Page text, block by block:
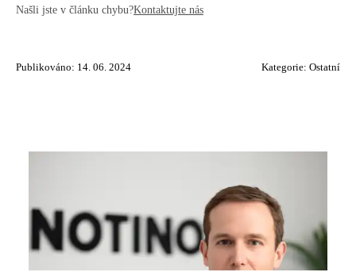
Našli jste v článku chybu?Kontaktujte nás
Publikováno: 14. 06. 2024 Kategorie: Ostatní